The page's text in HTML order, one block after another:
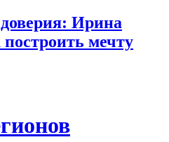
Ирина
мечту